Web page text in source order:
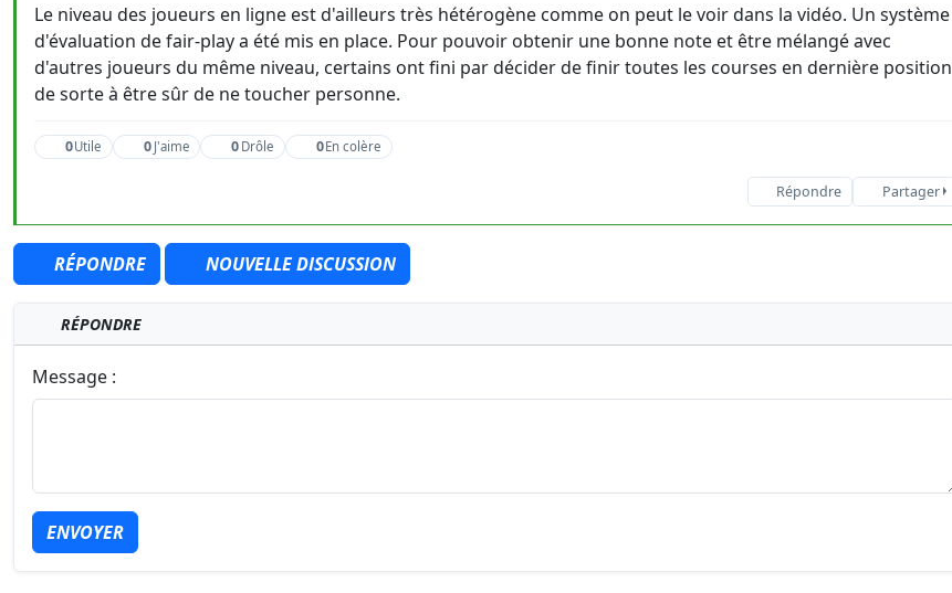
Le niveau des joueurs en ligne est d'ailleurs très hétérogène comme on peut le voir dans la vidéo. Un système
d'évaluation de fair-play a été mis en place. Pour pouvoir obtenir une bonne note et être mélangé avec
d'autres joueurs du même niveau, certains ont fini par décider de finir toutes les courses en dernière position
de sorte à être sûr de ne toucher personne.
0Utile 0 J'aime 0 Drôle 0En colère
Répondre Partager
RÉPONDRE NOUVELLE DISCUSSION
RÉPONDRE
Message :
ENVOYER